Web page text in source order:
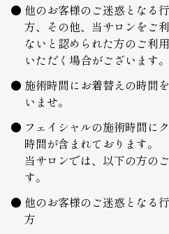
他のお客様のご迷惑となる
方、その他、当サロンをご
ないと認められた方のご利
いただく場合がございます。
施術時間にお着替えの時間
いませ。
フェイシャルの施術時間に
時間が含まれております。
当サロンでは、以下の方の
す。
他のお客様のご迷惑となる
方